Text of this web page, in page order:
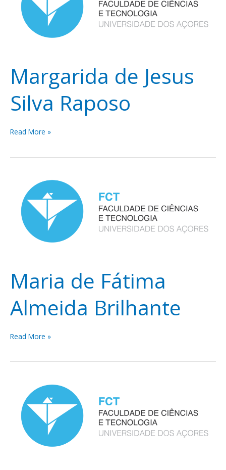
Margarida de Jesus
Silva Raposo
Silva
Raposo
Read More »
Maria de Fátima
Almeida Brilhante
Fátima
Almeida
Brilhante
Read More »
Carmo
Carvalho
Sousa